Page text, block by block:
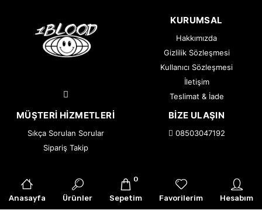
KURUMSAL
Hakkımızda
Gizlilik Sözleşmesi
Kullanıcı Sözleşmesi
İletişim
Teslimat & İade
MÜŞTERI HIZMETLERI
Sıkça Sorulan Sorular
Sipariş Takip
BIZE ULAŞIN
08503047192
© 2026 1BLOOD — Tüm Hakları Saklıdır. | Armor Creative
Anasayfa Ürünler Sepetim
0
Favorilerim Hesabım